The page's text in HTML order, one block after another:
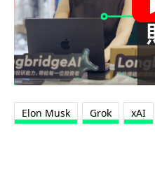
Elon Musk Grok xAI